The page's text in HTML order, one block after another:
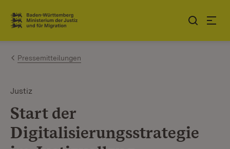
Zum Inhalt springen
Link zur Startseite
Pressemitteilungen
Justiz
Start der
Digitalisierungsstrategie